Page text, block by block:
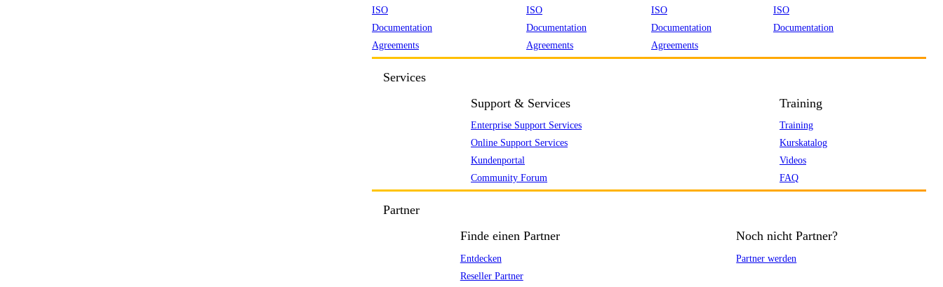
ISO
Documentation
Agreements
ISO
Documentation
Agreements
ISO
Documentation
Agreements
ISO
Documentation
Services
Support & Services
Enterprise Support Services
Online Support Services
Kundenportal
Community Forum
Training
Training
Kurskatalog
Videos
FAQ
Partner
Finde einen Partner
Entdecken
Reseller Partner
Noch nicht Partner?
Partner werden